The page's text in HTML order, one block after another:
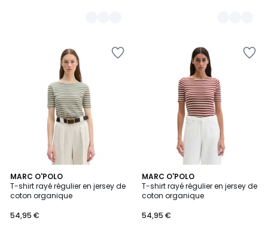
MARC O'POLO
T-shirt rayé régulier en jersey de
coton organique
54,95 €
6
Couleurs
MARC O'POLO
T-shirt rayé régulier en jersey de
coton organique
54,95 €
4
Couleurs